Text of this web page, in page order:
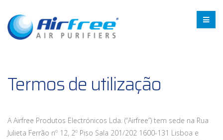
Termos de utilização
A Airfree Produtos Electrónicos Lda. (“Airfree”) tem sede na Rua
Julieta Ferrão nº 12, 2º Piso Sala 201/202 1600-131 Lisboa e